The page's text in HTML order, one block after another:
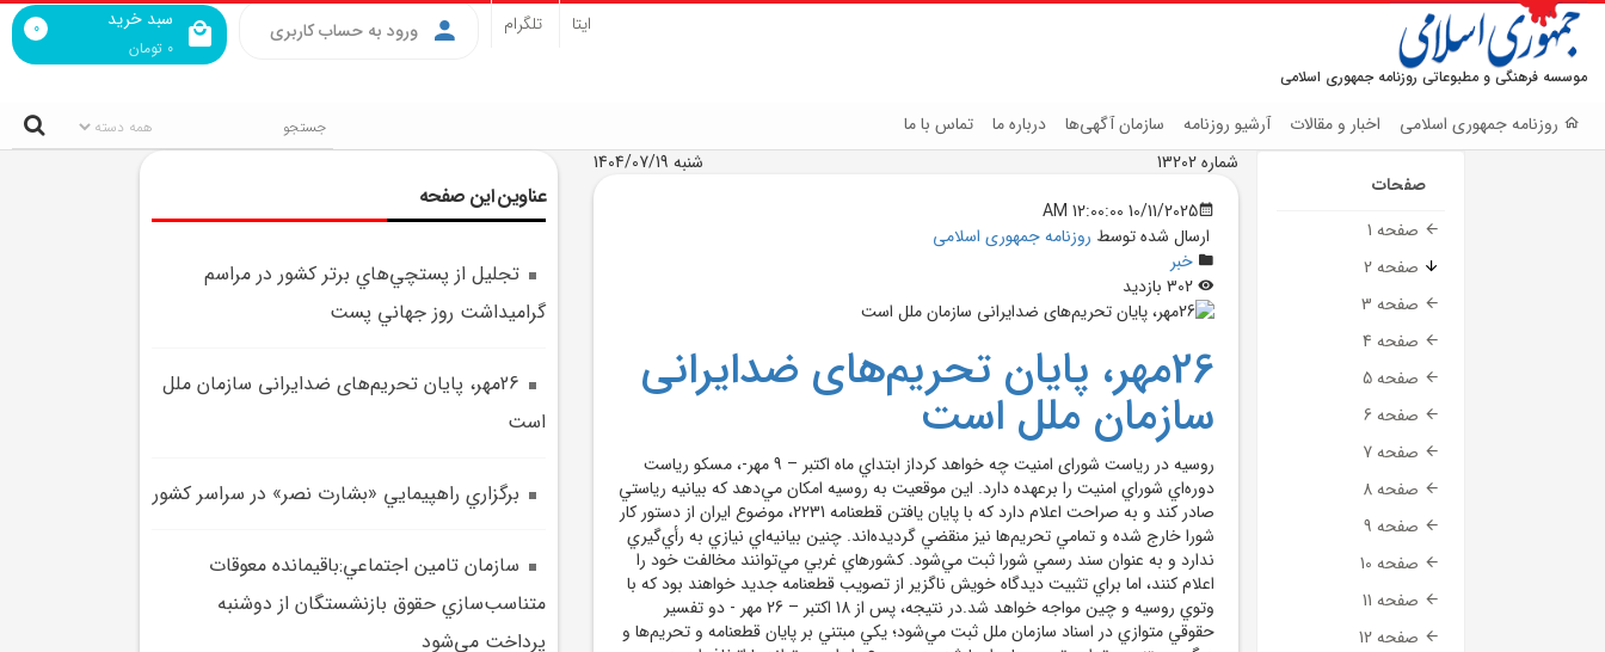
موسسه فرهنگی و مطبوعاتی روزنامه جمهوری اسلامی
سبد خرید
0 تومان
0 ورود به حساب کاربری ایتا تلگرام
روزنامه جمهوری اسلامی اخبار و مقالات آرشیو روزنامه سازمان آگهی‌ها درباره ما تماس با ما
صفحات
صفحه 1
صفحه 2
صفحه 3
صفحه 4
صفحه 5
صفحه 6
صفحه 7
صفحه 8
صفحه 9
صفحه 10
صفحه 11
صفحه 12
شماره 13202
شنبه 1404/07/19
10/11/2025 12:00:00 AM
ارسال شده توسط روزنامه جمهوری اسلامی
خبر
26مهر، پایان تحریم‌های ضدایرانی
سازمان ملل است
روسیه در ریاست شورای امنیت چه خواهد کرداز ابتداي ماه اکتبر – 9 مهر-، مسکو رياست
دوره‌اي شوراي امنيت را برعهده دارد. اين موقعيت به روسيه امکان مي‌دهد که بيانيه رياستي
صادر کند و به صراحت اعلام دارد که با پايان يافتن قطعنامه 2231، موضوع ايران از دستور کار
شورا خارج شده و تمامي تحريم‌ها نيز منقضي گرديده‌اند. چنين بيانيه‌اي نيازي به رأي‌گيري
ندارد و به عنوان سند رسمي شورا ثبت مي‌شود. کشورهاي غربي مي‌توانند مخالفت خود را
اعلام کنند، اما براي تثبيت ديدگاه خويش ناگزير از تصويب قطعنامه جديد خواهند بود که با
وتوي روسيه و چين مواجه خواهد شد.در نتيجه، پس از 18 اکتبر – 26 مهر - دو تفسير
حقوقي متوازي در اسناد سازمان ملل ثبت مي‌شود؛ يکي مبتني بر پايان قطعنامه و تحريم‌ها و
عناوین این صفحه
تجليل از پستچي‌هاي برتر کشور در مراسم
گراميداشت روز جهاني پست
26مهر، پایان تحریم‌های ضدایرانی سازمان ملل
است
برگزاري راهپيمايي «بشارت نصر» در سراسر کشور
سازمان تامين اجتماعي:باقيمانده معوقات
متناسب‌سازي حقوق بازنشستگان از دوشنبه
پرداخت مي‌شود